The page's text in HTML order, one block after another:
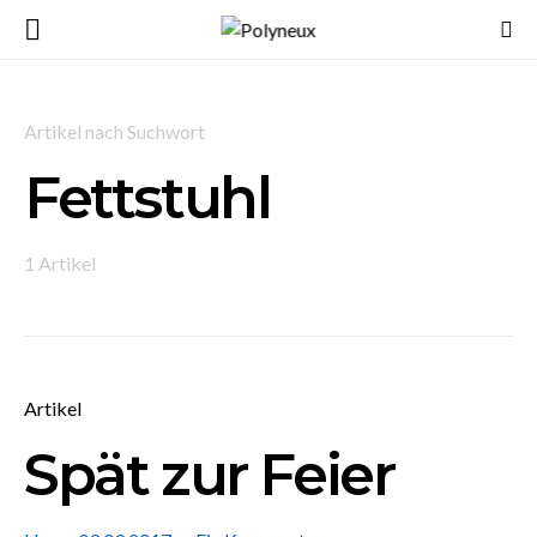
Artikel nach Suchwort
Fettstuhl
1 Artikel
Artikel
Spät zur Feier